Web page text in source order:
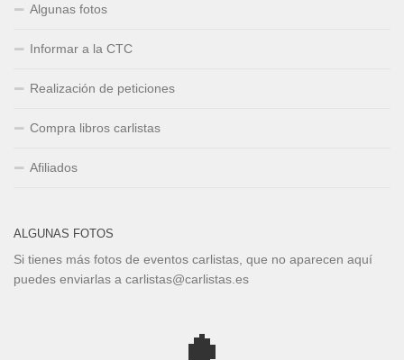
Algunas fotos
Informar a la CTC
Realización de peticiones
Compra libros carlistas
Afiliados
ALGUNAS FOTOS
Si tienes más fotos de eventos carlistas, que no aparecen aquí
puedes enviarlas a carlistas@carlistas.es